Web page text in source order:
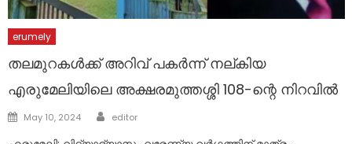
erumely
തലമുറകൾക്ക് അറിവ് പകർന്ന് നല്കിയ
എരുമേലിയിലെ അക്ഷരമുത്തശ്ശി 108-ന്റെ നിറവിൽ
Posted
May 10, 2024 Author
editor